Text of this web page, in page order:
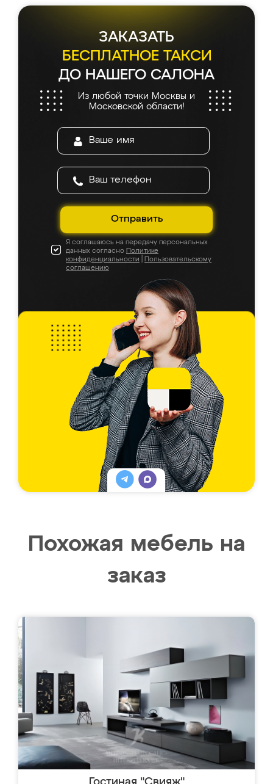
ЗАКАЗАТЬ
БЕСПЛАТНОЕ ТАКСИ
ДО НАШЕГО САЛОНА
Из любой точки Москвы и
Московской области!
Отправить
Я соглашаюсь на передачу персональных
данных согласно Политике
конфиденциальности
Пользовательскому
соглашению
Похожая мебель на
заказ